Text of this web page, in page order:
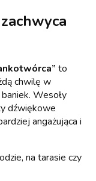
to
chwilę w
Wesoły
dźwiękowe
angażująca i
na tarasie czy